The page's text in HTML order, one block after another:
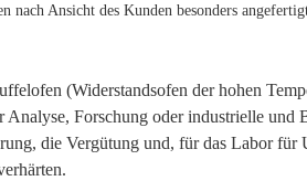
nach Ansicht des Kunden besonders
(Widerstandsofen der hohen
Analyse, Forschung oder industrielle
die Vergütung und, für das Labor für